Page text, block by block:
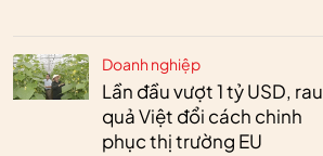
Doanh nghiệp
Lần đầu vượt 1 tỷ USD, rau
quả Việt đổi cách chinh
phục thị trường EU